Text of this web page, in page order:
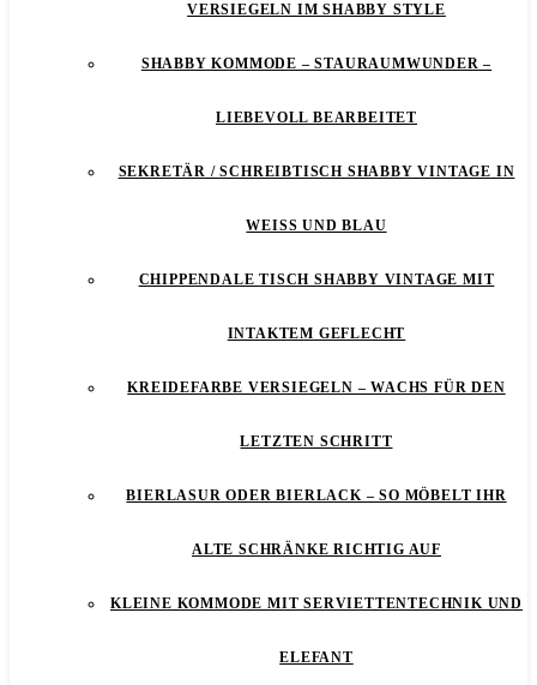
VERSIEGELN IM SHABBY STYLE
SHABBY KOMMODE – STAURAUMWUNDER –
LIEBEVOLL BEARBEITET
SEKRETÄR / SCHREIBTISCH SHABBY VINTAGE IN
WEISS UND BLAU
CHIPPENDALE TISCH SHABBY VINTAGE MIT
INTAKTEM GEFLECHT
KREIDEFARBE VERSIEGELN – WACHS FÜR DEN
LETZTEN SCHRITT
BIERLASUR ODER BIERLACK – SO MÖBELT IHR
ALTE SCHRÄNKE RICHTIG AUF
KLEINE KOMMODE MIT SERVIETTENTECHNIK UND
ELEFANT